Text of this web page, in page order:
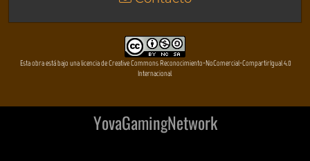
Esta obra está bajo una licencia de Creative Commons Reconocimiento-NoComercial-CompartirIgual 4.0
Internacional
YovaGamingNetwork